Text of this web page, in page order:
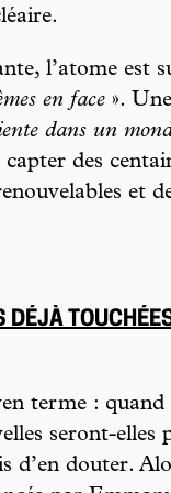
l’atome est
en face ».
dans un
des
et
DÉJÀ
terme :
seront-elles
d’en douter.